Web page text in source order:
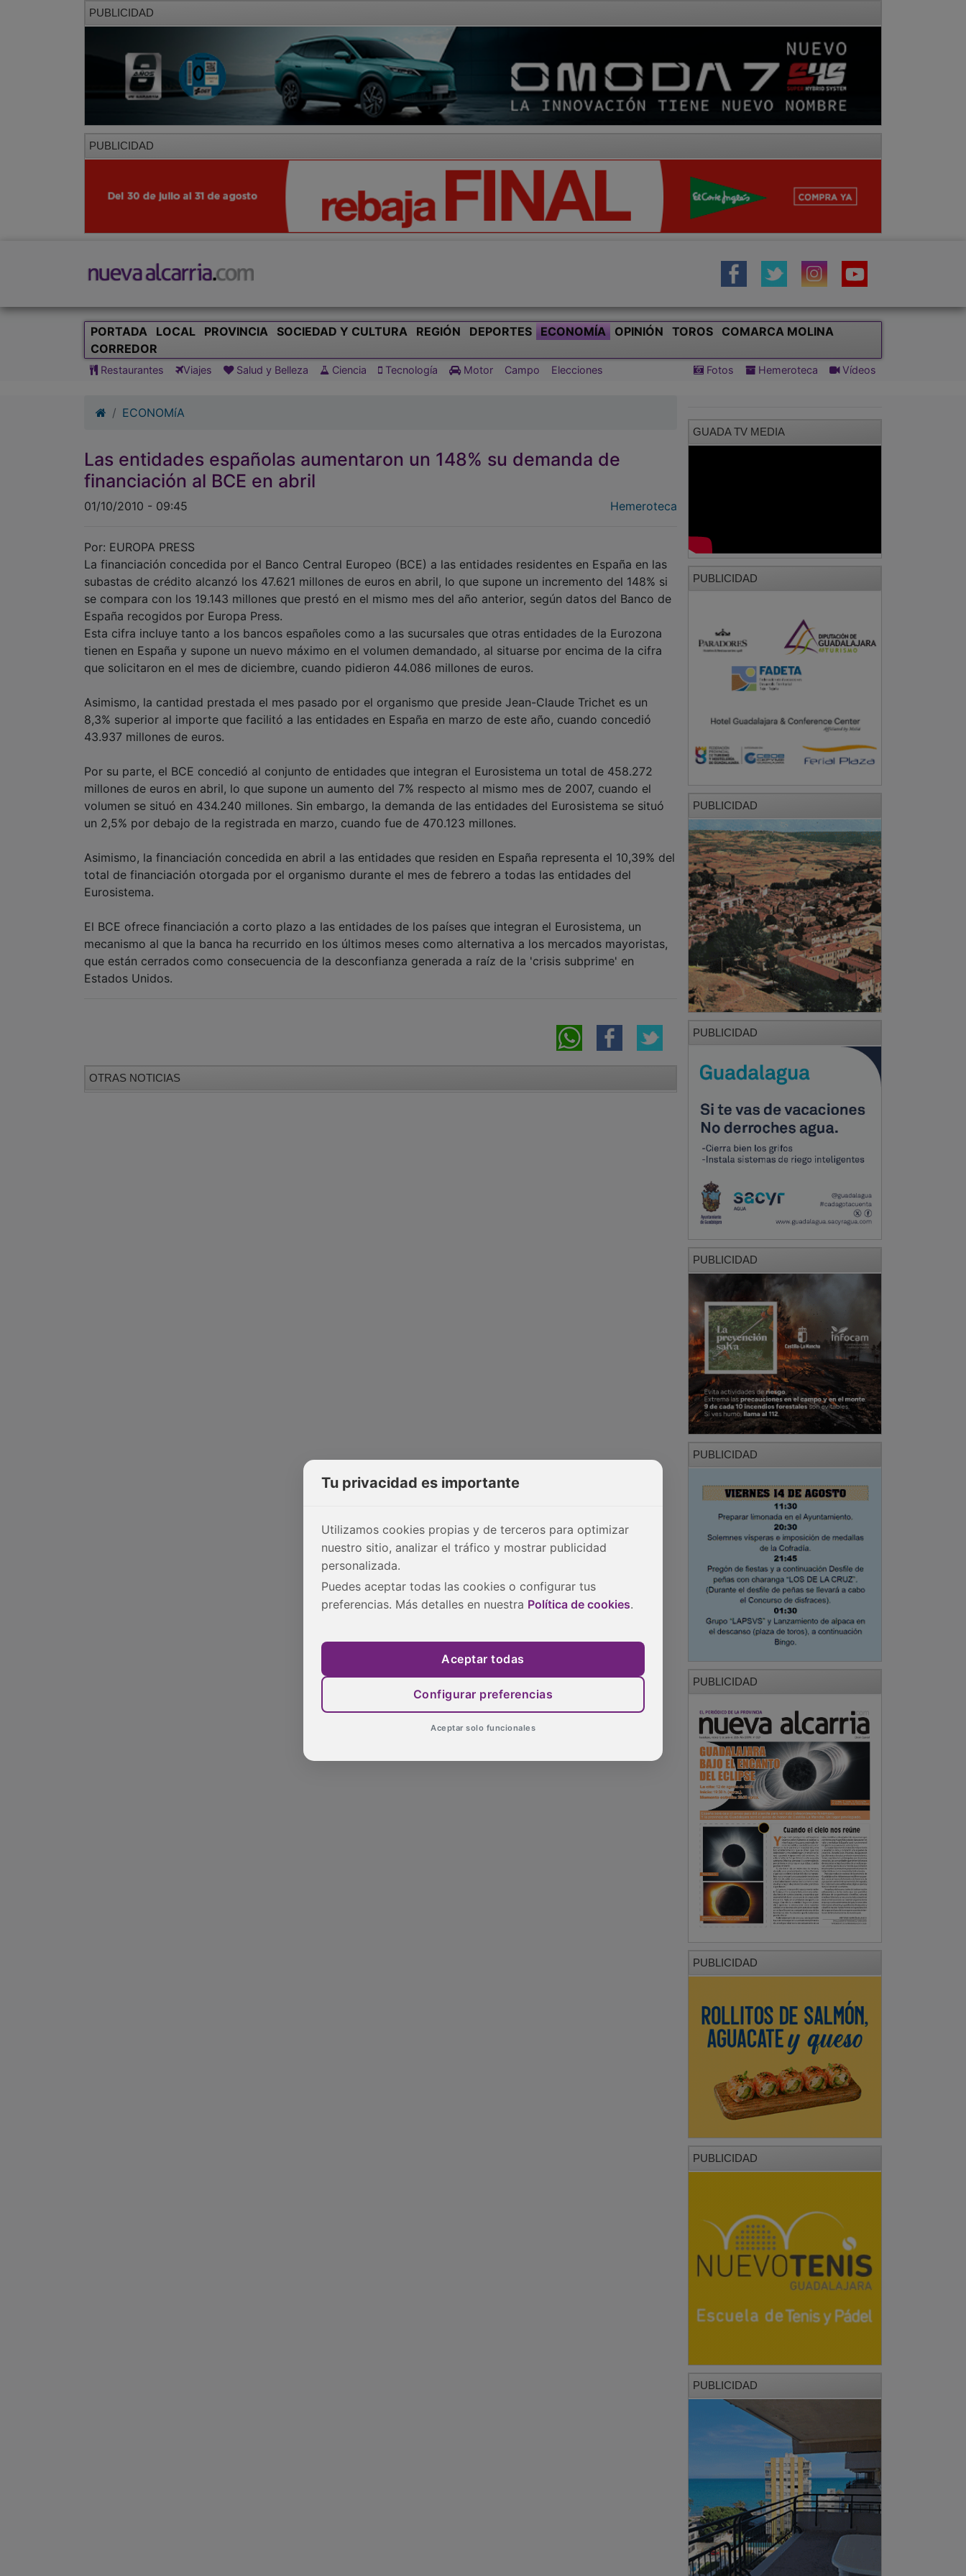
PUBLICIDAD
PUBLICIDAD
PORTADA LOCAL PROVINCIA SOCIEDAD Y CULTURA REGIÓN DEPORTES ECONOMÍA OPINIÓN TOROS
COMARCA MOLINA
CORREDOR
Restaurantes Viajes Salud y Belleza Ciencia Tecnología Motor Campo Elecciones Fotos Hemeroteca Vídeos
ECONOMíA
Las entidades españolas aumentaron un 148% su demanda de
financiación al BCE en abril
01/10/2010 - 09:45 Hemeroteca
Por: EUROPA PRESS
La financiación concedida por el Banco Central Europeo (BCE) a las entidades residentes en España en las
subastas de crédito alcanzó los 47.621 millones de euros en abril, lo que supone un incremento del 148% si
se compara con los 19.143 millones que prestó en el mismo mes del año anterior, según datos del Banco de
España recogidos por Europa Press.
Esta cifra incluye tanto a los bancos españoles como a las sucursales que otras entidades de la Eurozona
tienen en España y supone un nuevo máximo en el volumen demandado, al situarse por encima de la cifra
que solicitaron en el mes de diciembre, cuando pidieron 44.086 millones de euros.
Asimismo, la cantidad prestada el mes pasado por el organismo que preside Jean-Claude Trichet es un
8,3% superior al importe que facilitó a las entidades en España en marzo de este año, cuando concedió
43.937 millones de euros.
Por su parte, el BCE concedió al conjunto de entidades que integran el Eurosistema un total de 458.272
millones de euros en abril, lo que supone un aumento del 7% respecto al mismo mes de 2007, cuando el
volumen se situó en 434.240 millones. Sin embargo, la demanda de las entidades del Eurosistema se situó
un 2,5% por debajo de la registrada en marzo, cuando fue de 470.123 millones.
Asimismo, la financiación concedida en abril a las entidades que residen en España representa el 10,39% del
total de financiación otorgada por el organismo durante el mes de febrero a todas las entidades del
Eurosistema.
El BCE ofrece financiación a corto plazo a las entidades de los países que integran el Eurosistema, un
mecanismo al que la banca ha recurrido en los últimos meses como alternativa a los mercados mayoristas,
que están cerrados como consecuencia de la desconfianza generada a raíz de la 'crisis subprime' en
Estados Unidos.
OTRAS NOTICIAS
GUADA TV MEDIA
PUBLICIDAD
PUBLICIDAD
PUBLICIDAD
PUBLICIDAD
PUBLICIDAD
PUBLICIDAD
PUBLICIDAD
PUBLICIDAD
PUBLICIDAD
Tu privacidad es importante
Utilizamos cookies propias y de terceros para optimizar
nuestro sitio, analizar el tráfico y mostrar publicidad
personalizada.
Puedes aceptar todas las cookies o configurar tus
preferencias. Más detalles en nuestra Política de cookies.
Aceptar todas
Configurar preferencias
Aceptar solo funcionales